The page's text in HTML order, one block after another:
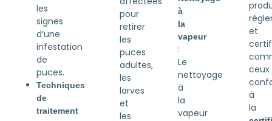
les
signes
d’une
infestation
de
puces.
Techniques
de
traitement
pour
retirer
les
puces
adultes,
les
larves
et
les
à
la
vapeur
:
Le
nettoyage
à
la
vapeur
et
ceux
à
la